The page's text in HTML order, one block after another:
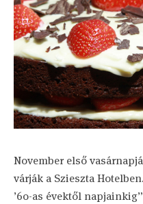
November első
várják a Szieszta
’60-as évektől